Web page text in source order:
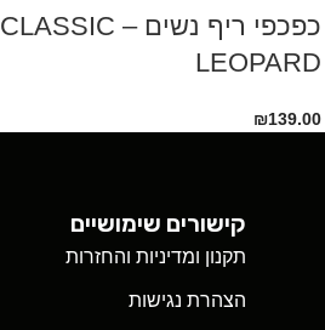
כפכפי ריף נשים – CLASSIC
LEOPARD
₪139.00
קישורים שימושיים
תקנון ומדיניות והחזרות
הצהרת נגישות